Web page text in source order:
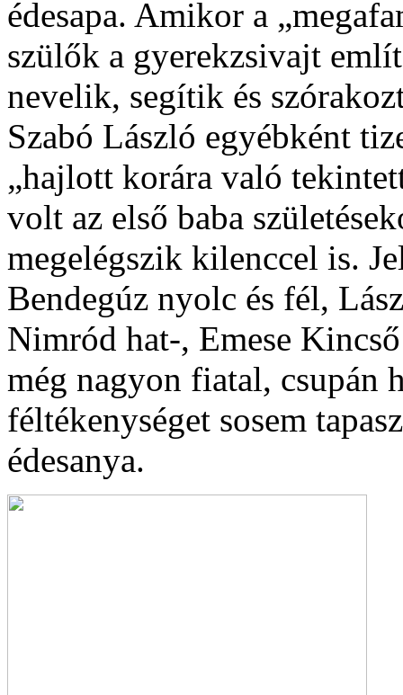
édesapa. Amikor a
szülők a gyerekzsivajt
nevelik, segítik és
Szabó László egyébként
„hajlott korára való
volt az első baba
megelégszik kilenccel is.
Bendegúz nyolc és fél,
Nimród hat-, Emese
még nagyon fiatal, csupán
féltékenységet sosem
édesanya.